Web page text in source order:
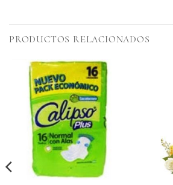
PRODUCTOS RELACIONADOS